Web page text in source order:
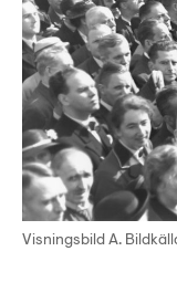
Visningsbild A.